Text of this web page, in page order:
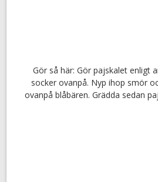
Gör så här: Gör pajskalet enligt
socker ovanpå. Nyp ihop smör
ovanpå blåbären. Grädda sedan